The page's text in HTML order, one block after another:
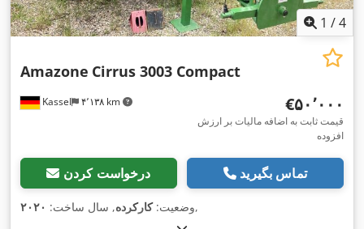
1 /4
Kassel ۴٬۱۳۸ km
Amazone Cirrus 3003 Compact
‎€۵۰٬۰۰۰
قیمت ثابت به اضافه مالیات بر ارزش
افزوده
درخواست کردن تماس بگیرید
وضعیت:کارکرده, سال ساخت: ۲۰۲۰ ,